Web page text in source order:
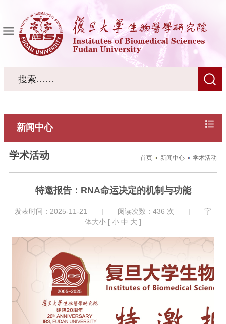
新闻中心
学术活动 首页 新闻中心 学术活动
特邀报告：RNA命运决定的机制与功能
发表时间：2025-11-21 | 阅读次数： 436 次 | 字
体大小 [ 小 中 大 ]